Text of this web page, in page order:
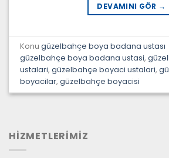
DEVAMINI GÖR →
Konugüzelbahçe boya badana ustası
güzelbahçe boya badana ustasi,
ustalari,güzelbahçe boyaci ustalari,
boyacilar,güzelbahçe boyacisi
HİZMETLERİMİZ